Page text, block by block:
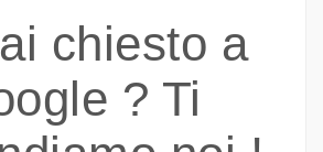
chiesto a
? Ti